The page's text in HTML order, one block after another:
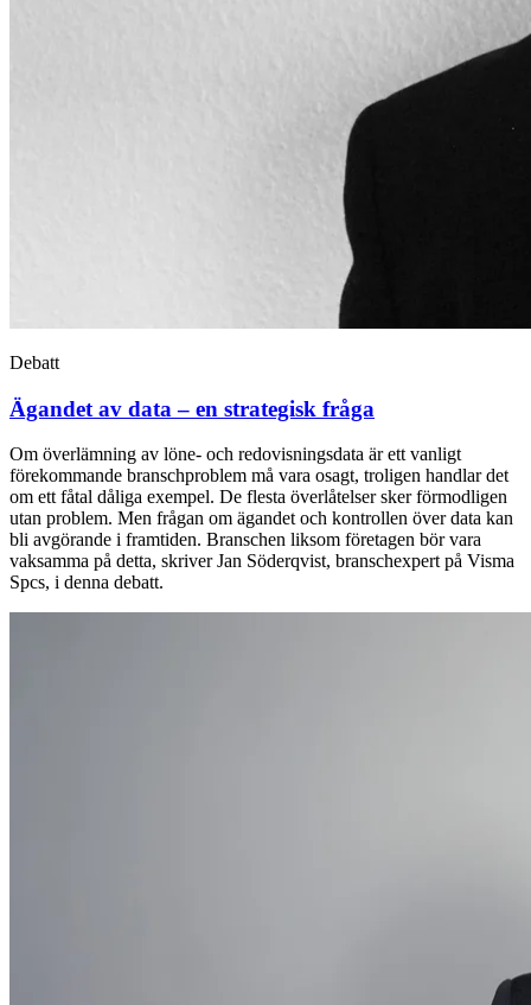
Debatt
Ägandet av data – en strategisk fråga
Om överlämning av löne- och redovisningsdata är ett vanligt
förekommande branschproblem må vara osagt, troligen handlar det
om ett fåtal dåliga exempel. De flesta överlåtelser sker förmodligen
utan problem. Men frågan om ägandet och kontrollen över data kan
bli avgörande i framtiden. Branschen liksom företagen bör vara
vaksamma på detta, skriver Jan Söderqvist, branschexpert på Visma
Spcs, i denna debatt.